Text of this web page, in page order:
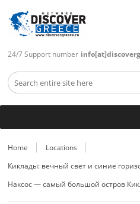
24/7 Support number
Home
Locations
Киклады: вечный свет и синие
Наксос — самый большой остров